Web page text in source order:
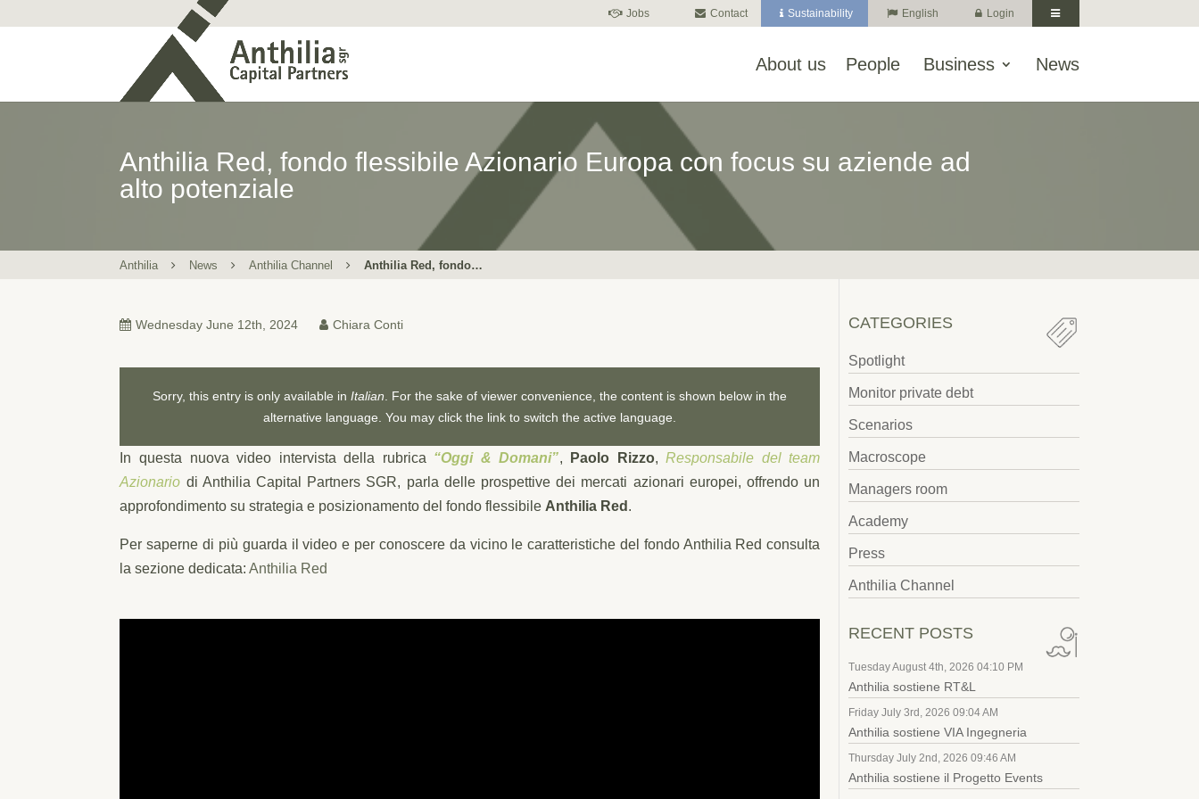
Jobs Contact Sustainability English Login
About us People Business News
Anthilia Red, fondo flessibile Azionario Europa con focus su aziende ad
alto potenziale
Anthilia News Anthilia Channel Anthilia Red, fondo…
Wednesday June 12th, 2024 Chiara Conti
Sorry, this entry is only available inItalian . For the sake of viewer convenience, the content is shown below in the
alternative language. You may click the link to switch the active language.
In questa nuova video intervista della rubrica “Oggi & Domani”, Paolo Rizzo,Responsabile del team
Azionario di Anthilia Capital Partners SGR, parla delle prospettive dei mercati azionari europei, offrendo un
approfondimento su strategia e posizionamento del fondo flessibile Anthilia Red .
Per saperne di più guarda il video e per conoscere da vicino le caratteristiche del fondo Anthilia Red consulta
la sezione dedicata:Anthilia Red
CATEGORIES
Spotlight
Monitor private debt
Scenarios
Macroscope
Managers room
Academy
Press
Anthilia Channel
RECENT POSTS
Tuesday August 4th, 2026 04:10 PM
Anthilia sostiene RT&L
Friday July 3rd, 2026 09:04 AM
Anthilia sostiene VIA Ingegneria
Thursday July 2nd, 2026 09:46 AM
Anthilia sostiene il Progetto Events